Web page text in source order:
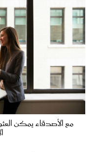
مع الأصدقاء يمكن